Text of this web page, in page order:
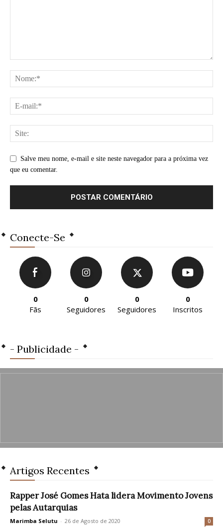
Salve meu nome, e-mail e site neste navegador para a próxima vez
que eu comentar.
Conecte-Se
0
Fãs
0
Seguidores
0
Seguidores
0
Inscritos
- Publicidade -
Artigos Recentes
Rapper José Gomes Hata lidera Movimento Jovens
pelas Autarquias
Marimba Selutu - 26 de Agosto de 2020 0